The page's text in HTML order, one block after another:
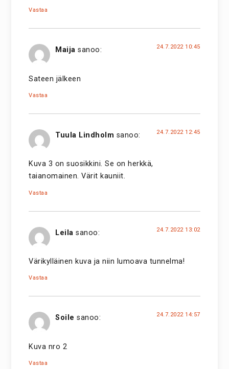
Vastaa
Maija sanoo: 24.7.2022 10:45
Sateen jälkeen
Vastaa
Tuula Lindholm sanoo: 24.7.2022 12:45
Kuva 3 on suosikkini. Se on herkkä,
taianomainen. Värit kauniit.
Vastaa
Leila sanoo: 24.7.2022 13:02
Värikylläinen kuva ja niin lumoava tunnelma!
Vastaa
Soile sanoo: 24.7.2022 14:57
Kuva nro 2
Vastaa